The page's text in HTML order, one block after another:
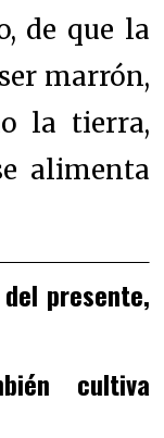
de que la
marrón,
la tierra,
alimenta
presente,
cultiva